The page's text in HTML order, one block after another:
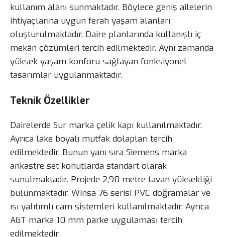
kullanım alanı sunmaktadır. Böylece geniş ailelerin
ihtiyaçlarına uygun ferah yaşam alanları
oluşturulmaktadır. Daire planlarında kullanışlı iç
mekân çözümleri tercih edilmektedir. Aynı zamanda
yüksek yaşam konforu sağlayan fonksiyonel
tasarımlar uygulanmaktadır.
Teknik Özellikler
Dairelerde Sur marka çelik kapı kullanılmaktadır.
Ayrıca lake boyalı mutfak dolapları tercih
edilmektedir. Bunun yanı sıra Siemens marka
ankastre set konutlarda standart olarak
sunulmaktadır. Projede 2,90 metre tavan yüksekliği
bulunmaktadır. Winsa 76 serisi PVC doğramalar ve
ısı yalıtımlı cam sistemleri kullanılmaktadır. Ayrıca
AGT marka 10 mm parke uygulaması tercih
edilmektedir.